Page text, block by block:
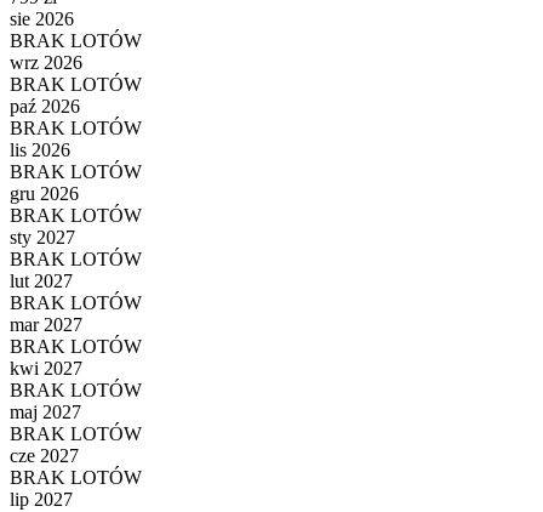
sie 2026
BRAK LOTÓW
wrz 2026
BRAK LOTÓW
paź 2026
BRAK LOTÓW
lis 2026
BRAK LOTÓW
gru 2026
BRAK LOTÓW
sty 2027
BRAK LOTÓW
lut 2027
BRAK LOTÓW
mar 2027
BRAK LOTÓW
kwi 2027
BRAK LOTÓW
maj 2027
BRAK LOTÓW
cze 2027
BRAK LOTÓW
lip 2027